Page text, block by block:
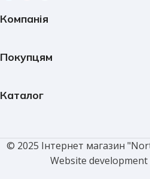
Компанія
Покупцям
Каталог
© 2025 Інтернет магазин
Website development